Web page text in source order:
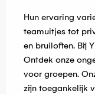
Hun ervaring
teamuitjes tot
en bruiloften. Bij
Ontdek onze
voor groepen.
zijn toegankelijk